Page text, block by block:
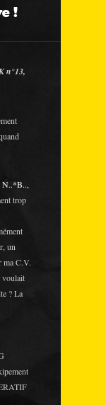
!
n°13,
N..*B..,
trop
un
ma C.V.
voulait
? La